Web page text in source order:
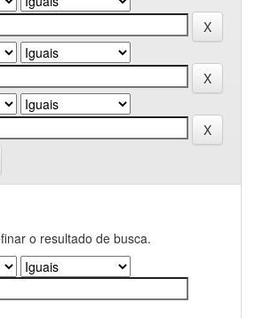
o resultado de busca.